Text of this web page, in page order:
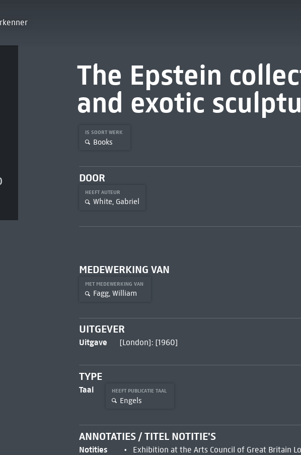
The Epstein
and exotic
IS SOORT WERK
Books
DOOR
HEEFT AUTEUR
White, Gabriel
MEDEWERKING VAN
MET MEDEWERKING VAN
Fagg, William
UITGEVER
Uitgave [London]: [1960]
TYPE
Taal HEEFT PUBLICATIE TAAL
Engels
ANNOTATIES / TITEL NOTITIE'S
Notities
Exhibition at the Arts Council of Great Britain